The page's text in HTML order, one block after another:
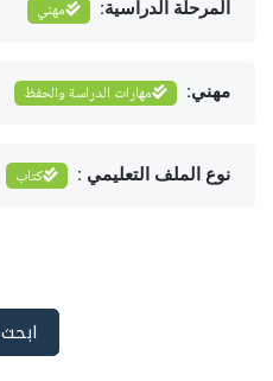
المرحلة الدراسية: مهني
مهني: مهارات الدراسة والحفظ
نوع الملف التعليمي : كتاب
ابحث